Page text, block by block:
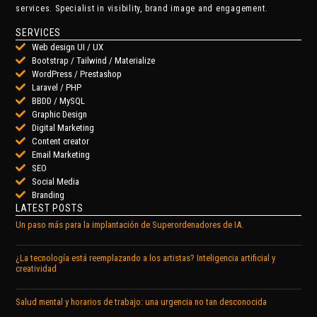
services. Specialist in visibility, brand image and engagement.
SERVICES
Web design UI / UX
Bootstrap / Tailwind / Materialize
WordPress / Prestashop
Laravel / PHP
BBDD / MySQL
Graphic Design
Digital Marketing
Content creator
Email Marketing
SEO
Social Media
Branding
LATEST POSTS
Un paso más para la implantación de Superordenadores de IA.
¿La tecnología está reemplazando a los artistas? Inteligencia artificial y
creatividad
Salud mental y horarios de trabajo: una urgencia no tan desconocida